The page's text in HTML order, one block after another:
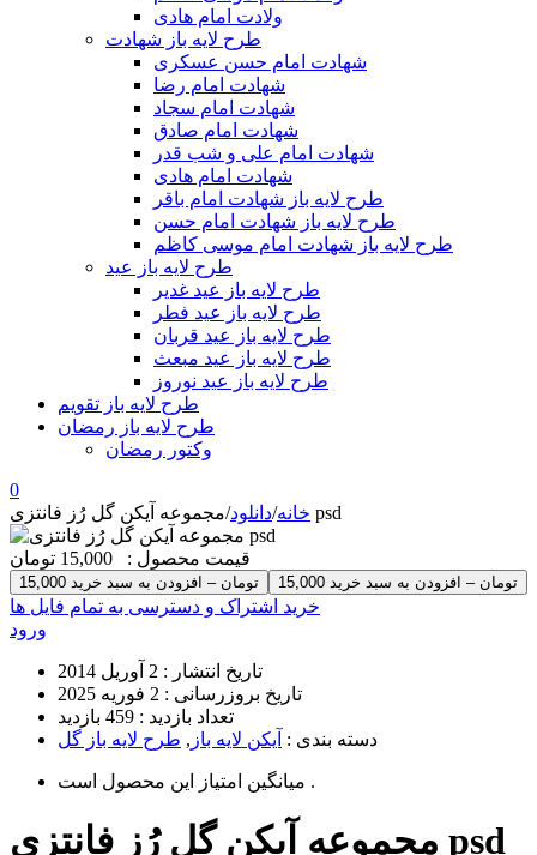
ولادت امام هادی
طرح لایه باز شهادت
شهادت امام حسن عسکری
شهادت امام رضا
شهادت امام سجاد
شهادت امام صادق
شهادت امام علی و شب قدر
شهادت امام هادی
طرح لایه باز شهادت امام باقر
طرح لایه باز شهادت امام حسن
طرح لایه باز شهادت امام موسی کاظم
طرح لایه باز عید
طرح لایه باز عید غدیر
طرح لایه باز عید فطر
طرح لایه باز عید قربان
طرح لایه باز عید مبعث
طرح لایه باز عید نوروز
طرح لایه باز تقویم
طرح لایه باز رمضان
وکتور رمضان
0
خانه/دانلود/ مجموعه آیکن گل رُز فانتزی psd
قیمت محصول : 15,000 تومان
15,000 تومان – افزودن به سبد خرید
خرید اشتراک و دسترسی به تمام فایل ها
ورود
تاریخ انتشار : 2 آوریل 2014
تاریخ بروزرسانی : 2 فوریه 2025
تعداد بازدید : 459 بازدید
دسته بندی : آیکن لایه باز , طرح لایه باز گل
میانگین امتیاز این محصول است .
مجموعه آیکن گل رُز فانتزی psd